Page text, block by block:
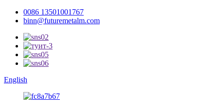
0086 13501001767
binn@futuremetalm.com
English